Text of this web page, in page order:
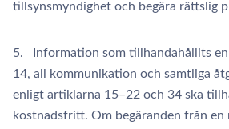
tillsynsmyndighet och begära rättslig
5. Information som tillhandahållits
14, all kommunikation och samtliga
enligt artiklarna 15–22 och 34 ska
kostnadsfritt. Om begäranden från en